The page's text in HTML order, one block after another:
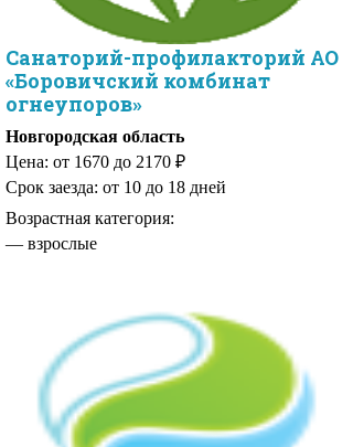
Санаторий-профилакторий АО
«Боровичский комбинат
огнеупоров»
Новгородская область
Цена: от 1670 до 2170 ₽
Срок заезда: от 10 до 18 дней
Возрастная категория:
— взрослые